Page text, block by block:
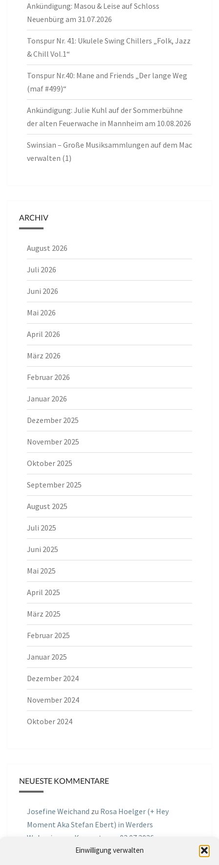
Einwilligung verwalten
Ankündigung: Masou & Leise auf Schloss
Neuenbürg am 31.07.2026
Tonspur Nr. 41: Ukulele Swing Chillers „Folk, Jazz
& Chill Vol.1“
Tonspur Nr.40: Mane and Friends „Der lange Weg
(maf #499)“
Ankündigung: Julie Kuhl auf der Sommerbühne
der alten Feuerwache in Mannheim am 10.08.2026
Swinsian – Große Musiksammlungen auf dem Mac
verwalten (1)
ARCHIV
August 2026
Juli 2026
Juni 2026
Mai 2026
April 2026
März 2026
Februar 2026
Januar 2026
Dezember 2025
November 2025
Oktober 2025
September 2025
August 2025
Juli 2025
Juni 2025
Mai 2025
April 2025
März 2025
Februar 2025
Januar 2025
Dezember 2024
November 2024
Oktober 2024
NEUESTE KOMMENTARE
Josefine Weichand zu Rosa Hoelger (+ Hey
Moment Aka Stefan Ebert) in Werders
Wohnzimmer Konzerte am 03.07.2026